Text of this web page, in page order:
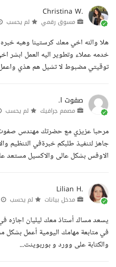
Christina W.
مسوق رقمي لم يحسب
خدمه عملاء وتطوير اليه العمل ابشر
توقيتي مضبوط لا تشيل هم هذي
صفوت ا.
مصمم جرافيك لم يحسب
مرحبا عزيزي مع حضرتك مهندس
جاهز لتنفيذ طلبكم خبرةفي التنظيم
الاوفس بشكل عالى والاكسيل مستعد
Lilian H.
مدخل بيانات لم يحسب
يسعد مساك أستاذ معك ليليان اجازه
في متابعة مهامك اليومية أعمل بشكل
والكتابة على وورد و بوربوينت...